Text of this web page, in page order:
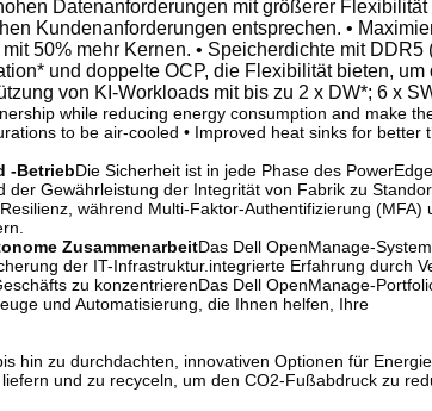
Datenanforderungen mit größerer Flexibilität
Kundenanforderungen entsprechen. •
50% mehr Kernen. • Speicherdichte mit DDR5
und doppelte OCP, die Flexibilität bieten, um
von KI-Workloads mit bis zu 2 x DW*; 6 x
while reducing energy consumption and make
to be air-cooled • Improved heat sinks for better
-BetriebDie Sicherheit ist in jede Phase des
Gewährleistung der Integrität von Fabrik zu
während Multi-Faktor-Authentifizierung (MFA)
ZusammenarbeitDas Dell OpenManage-
der IT-Infrastruktur.integrierte Erfahrung durch
zu konzentrierenDas Dell OpenManage-
und Automatisierung, die Ihnen helfen, Ihre
hin zu durchdachten, innovativen Optionen für
und zu recyceln, um den CO2-Fußabdruck zu